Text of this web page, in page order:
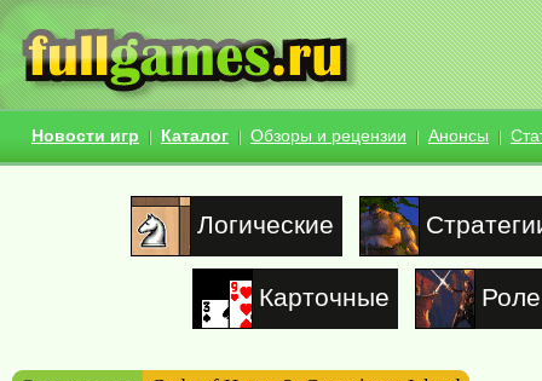
Новости игр Каталог Обзоры и рецензии Анонсы
Логические
Карточные